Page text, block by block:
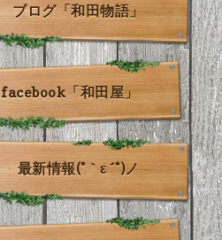
ブログ「和田物語」
facebook「和田屋」
最新情報(*｀ε´*)ノ